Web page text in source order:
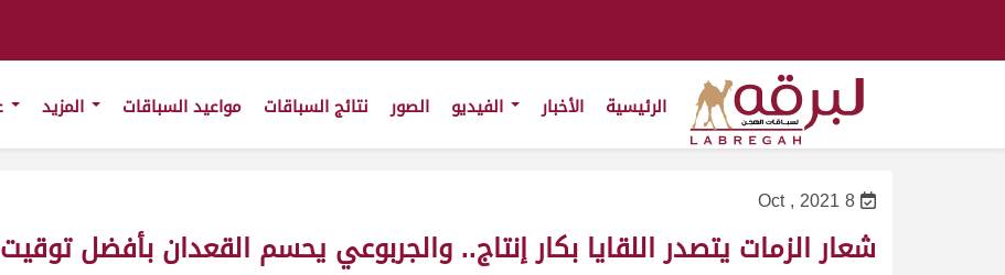
الرئيسية الأخبار الصور نتائج السباقات مواعيد السباقات
8 Oct , 2021
شعار الزمات يتصدر اللقايا بكار إنتاج.. والجربوعي يحسم القعدان بأفضل توقيت